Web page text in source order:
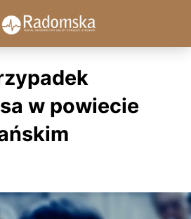
w powiecie